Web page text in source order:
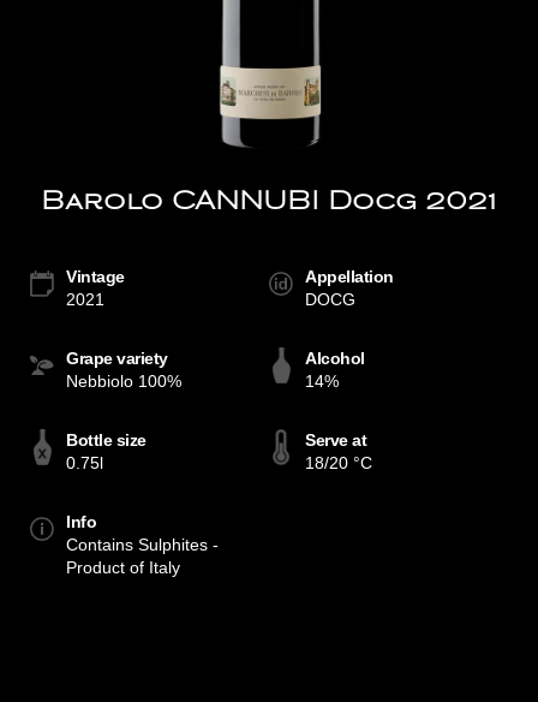
Barolo CANNUBI Docg 2021
Vintage
2021
Appellation
DOCG
Grape variety
Nebbiolo 100%
Alcohol
14%
Bottle size
0.75l
Serve at
18/20 °C
Info
Contains Sulphites -
Product of Italy